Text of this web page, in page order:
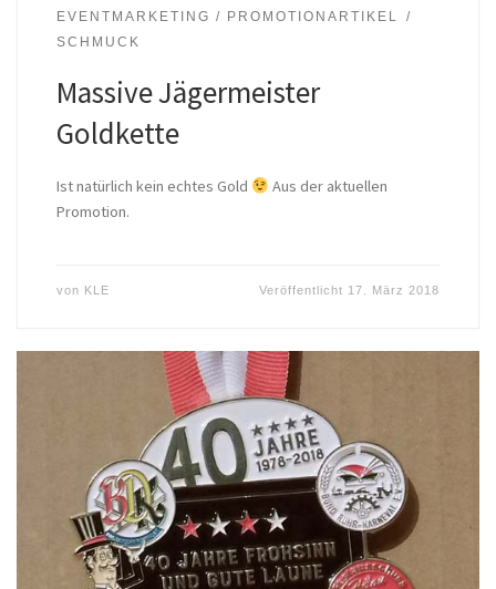
EVENTMARKETING / PROMOTIONARTIKEL
SCHMUCK
Massive Jägermeister
Goldkette
Ist natürlich kein echtes Gold
Aus der aktuellen
Promotion.
von KLE Veröffentlicht 17. März 2018